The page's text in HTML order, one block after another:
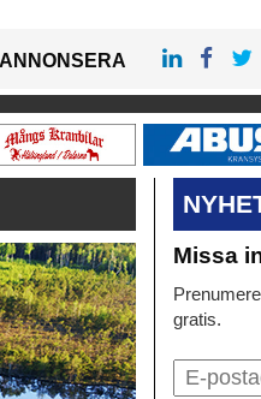
ANNONSERA
Missa
gratis.